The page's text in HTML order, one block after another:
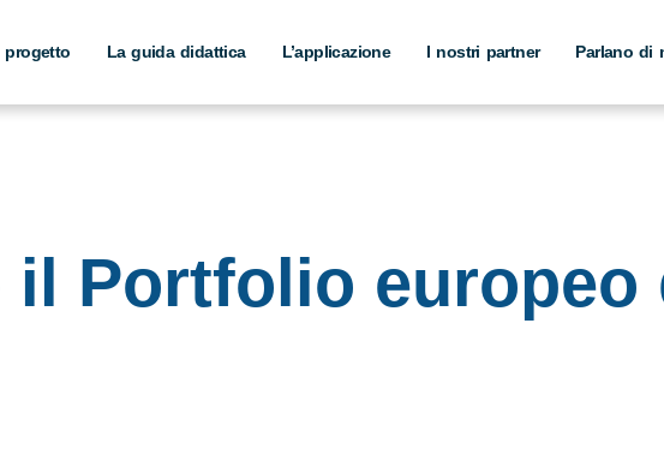
progetto La guida didattica L’applicazione I nostri partner Parlano di
il Portfolio europeo